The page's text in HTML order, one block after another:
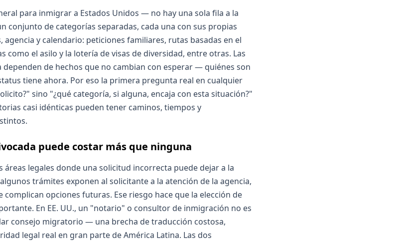
para inmigrar a Estados Unidos — no hay una sola fila a la
conjunto de categorías separadas, cada una con sus propias
y calendario: peticiones familiares, rutas basadas en el
como el asilo y la lotería de visas de diversidad, entre otras. Las
de hechos que no cambian con esperar — quiénes son
tiene ahora. Por eso la primera pregunta real en cualquier
sino "¿qué categoría, si alguna, encaja con esta situación?"
casi idénticas pueden tener caminos, tiempos y
puede costar más que ninguna
áreas legales donde una solicitud incorrecta puede dejar a la
trámites exponen al solicitante a la atención de la agencia,
opciones futuras. Ese riesgo hace que la elección de
En EE. UU., un "notario" o consultor de inmigración no es
consejo migratorio — una brecha de traducción costosa,
legal real en gran parte de América Latina. Las dos